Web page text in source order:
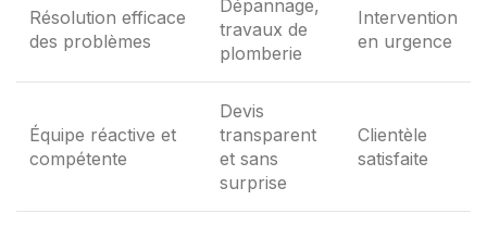
Résolution efficace
des problèmes
Dépannage,
travaux de
plomberie
Intervention
en urgence
Équipe réactive et
compétente
Devis
transparent
et sans
surprise
Clientèle
satisfaite